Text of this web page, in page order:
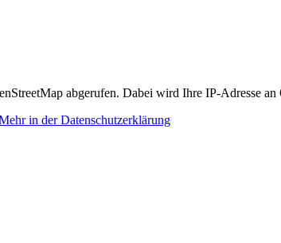
abgerufen. Dabei wird Ihre IP-Adresse an
in der Datenschutzerklärung